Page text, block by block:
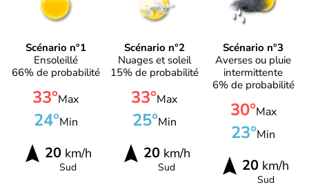
Scénario n°1
Ensoleillé
66% de probabilité
33°Max
24°Min
20km/h
Sud
Scénario n°2
Nuages et soleil
15% de probabilité
33°Max
25°Min
20km/h
Sud
Scénario n°3
Averses ou pluie
intermittente
6% de probabilité
30°Max
23°Min
20 km/h
Sud